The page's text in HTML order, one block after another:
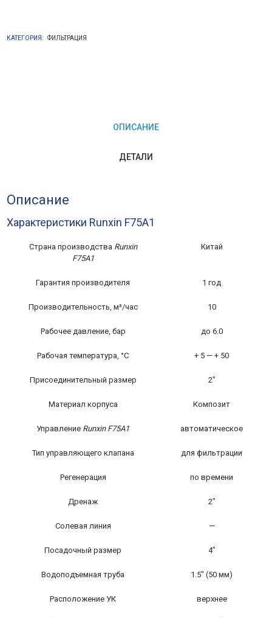
КАТЕГОРИЯ: ФИЛЬТРАЦИЯ
ОПИСАНИЕ
ДЕТАЛИ
Описание
Характеристики Runxin F75A1
Страна производства Runxin
F75A1
Китай
Гарантия производителя 1 год
Производительность, м³/час 10
Рабочее давление, бар до 6.0
Рабочая температура, °С + 5 — + 50
Присоединительный размер 2″
Материал корпуса Композит
Управление Runxin F75A1 автоматическое
Тип управляющего клапана для фильтрации
Регенерация по времени
Дренаж 2″
Солевая линия —
Посадочный размер 4”
Водоподъемная труба 1.5″ (50 мм)
Расположение УК верхнее